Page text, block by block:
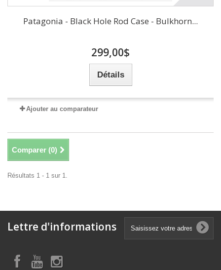
Patagonia - Black Hole Rod Case - Bulkhorn...
299,00$
Détails
Ajouter au comparateur
Comparer (0)
Résultats 1 - 1 sur 1.
Lettre d'informations